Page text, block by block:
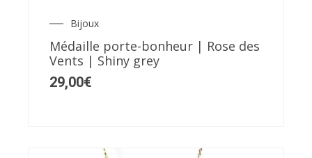
Bijoux
Médaille porte-bonheur | Rose des
Vents | Shiny grey
29,00€